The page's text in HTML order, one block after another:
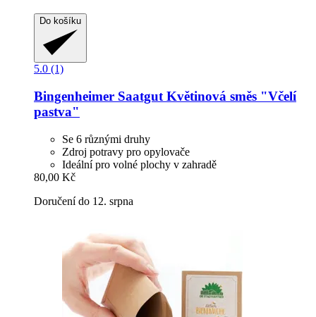
Do košíku
5.0 (1)
Bingenheimer Saatgut Květinová směs "Včelí
pastva"
Se 6 různými druhy
Zdroj potravy pro opylovače
Ideální pro volné plochy v zahradě
80,00 Kč
Doručení do 12. srpna